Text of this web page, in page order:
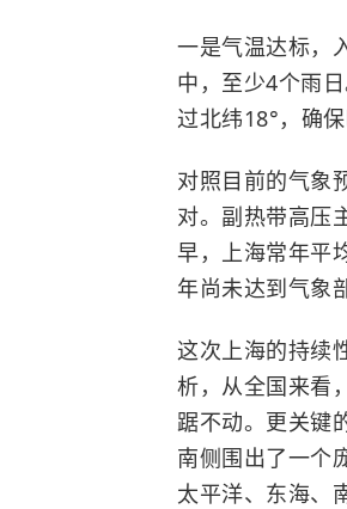
一是气温达标，
中，至少4个雨
过北纬18°，确
对照目前的气象
对。副热带高压
早，上海常年平
年尚未达到气象
这次上海的持续
析，从全国来看
踞不动。更关键
南侧围出了一个
太平洋、东海、